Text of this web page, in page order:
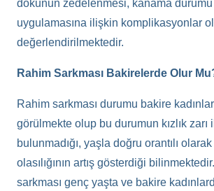
dokunun zedelenmesi, kanama
uygulamasına ilişkin komplikasyonlar
değerlendirilmektedir.
Rahim Sarkması Bakirelerde Olur
Rahim sarkması durumu bakire
görülmekte olup bu durumun kızlık zarı
bulunmadığı, yaşla doğru orantılı
olasılığının artış gösterdiği
sarkması genç yaşta ve bakire